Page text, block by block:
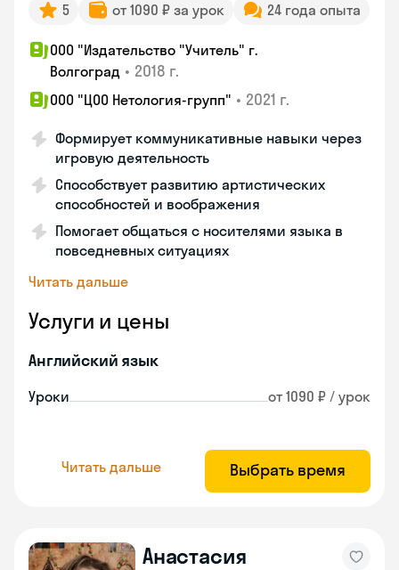
5 от 1090 ₽ за урок 24 года опыта
ООО "Издательство "Учитель" г.
Волгоград • 2018 г.
ООО "ЦОО Нетология-групп" • 2021 г.
Формирует коммуникативные навыки через
игровую деятельность
Способствует развитию артистических
способностей и воображения
Помогает общаться с носителями языка в
повседневных ситуациях
Читать дальше
Услуги и цены
Английский язык
Уроки от 1090 ₽ / урок
Читать дальше Выбрать время
Анастасия